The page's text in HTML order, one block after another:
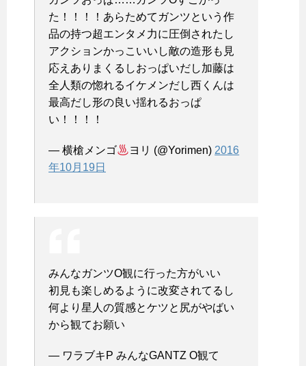
た！！！！あらためてガンツという作
品の持つ超エンタメ力に圧倒されたし
アクションかっこいいし敵の造形も見
応えありまくるしおっぱいだし加藤は
全人類の惚れるイケメンだし西くんは
最高だし形の良い揺れるおっぱ
い！！！！
— 横槍メンゴ ヨリ (@Yorimen) 2016
年10月19日
みんなガンツO観に行った方がいい
初見も楽しめるように改変されてるし
何より星人の質感とケツと尻がやばい
から観てお願い
— ワラブキP みんなGANTZ O観て